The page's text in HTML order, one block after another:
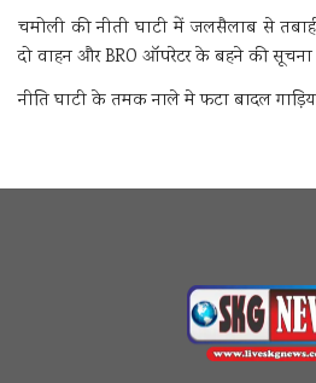
चमोली की नीती घाटी में जलसैलाब से
दो वाहन और BRO ऑपरेटर के बहने की सूचना
नीति घाटी के तमक नाले मे फटा बादल